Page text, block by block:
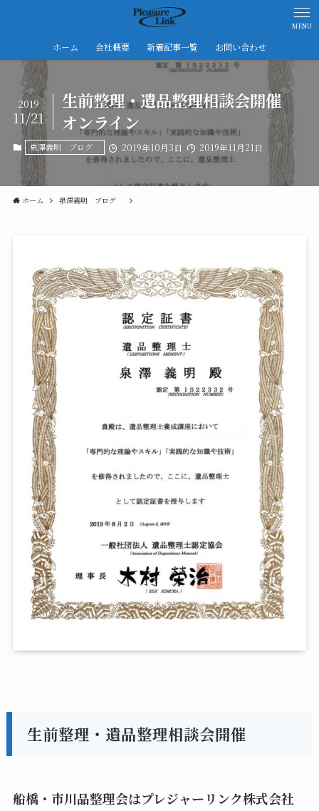
MENU
ホーム 会社概要 新着記事一覧 お問い合わせ
生前整理・遺品整理相談会開催
オンライン
2019
11/21
泉澤義明 ブログ 2019年10月3日 2019年11月21日
ホーム 泉澤義明 ブログ
生前整理・遺品整理相談会開催
船橋・市川品整理会はプレジャーリンク株式会社